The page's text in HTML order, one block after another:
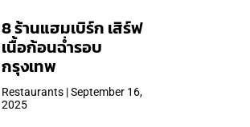
8 ร้านแฮมเบิร์ก เสิร์ฟ
เนื้อก้อนฉ่ำรอบ
กรุงเทพ
Restaurants | September 16,
2025